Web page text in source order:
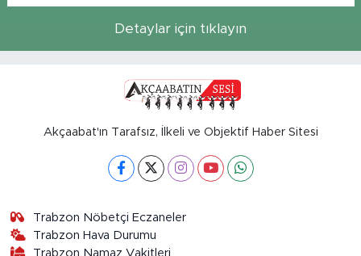
Detaylar için tıklayın
Akçaabat'ın Tarafsız, İlkeli ve Objektif Haber Sitesi
Trabzon Nöbetçi Eczaneler
Trabzon Hava Durumu
Trabzon Namaz Vakitleri